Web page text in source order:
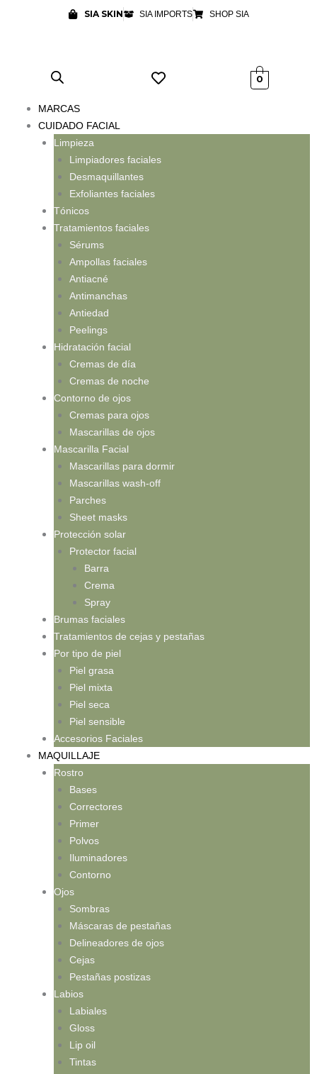
SIA SKIN SIA IMPORTS SHOP SIA
0
MARCAS
CUIDADO FACIAL
Limpieza
Limpiadores faciales
Desmaquillantes
Exfoliantes faciales
Tónicos
Tratamientos faciales
Sérums
Ampollas faciales
Antiacné
Antimanchas
Antiedad
Peelings
Hidratación facial
Cremas de día
Cremas de noche
Contorno de ojos
Cremas para ojos
Mascarillas de ojos
Mascarilla Facial
Mascarillas para dormir
Mascarillas wash-off
Parches
Sheet masks
Protección solar
Protector facial
Barra
Crema
Spray
Brumas faciales
Tratamientos de cejas y pestañas
Por tipo de piel
Piel grasa
Piel mixta
Piel seca
Piel sensible
Accesorios Faciales
MAQUILLAJE
Rostro
Bases
Correctores
Primer
Polvos
Iluminadores
Contorno
Ojos
Sombras
Máscaras de pestañas
Delineadores de ojos
Cejas
Pestañas postizas
Labios
Labiales
Gloss
Lip oil
Tintas